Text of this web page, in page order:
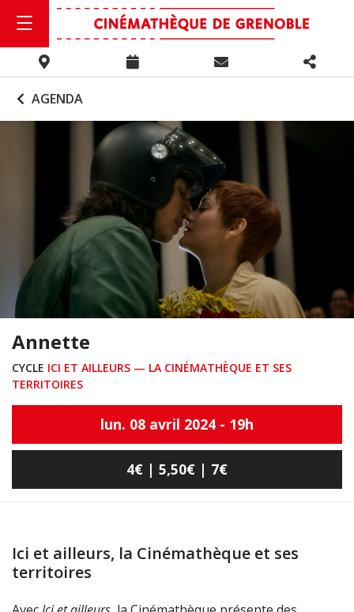
AGENDA
Annette
CYCLE ICI ET AILLEURS — LA CINÉMATHÈQUE ET SES
TERRITOIRES
lun. 08 avril 2024 - 19h
4€ | 5,50€ | 7€
Ici et ailleurs, la Cinémathèque et ses
territoires